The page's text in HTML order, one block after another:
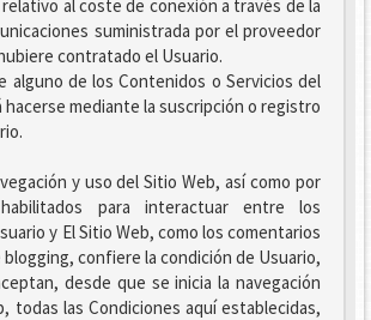
al coste de conexión a través de la
suministrada por el proveedor
contratado el Usuario.
alguno de los Contenidos o Servicios del
hacerse mediante la suscripción o registro
y uso del Sitio Web, así como por
para interactuar entre los
y El Sitio Web, como los comentarios
confiere la condición de Usuario,
desde que se inicia la navegación
todas las Condiciones aquí establecidas,